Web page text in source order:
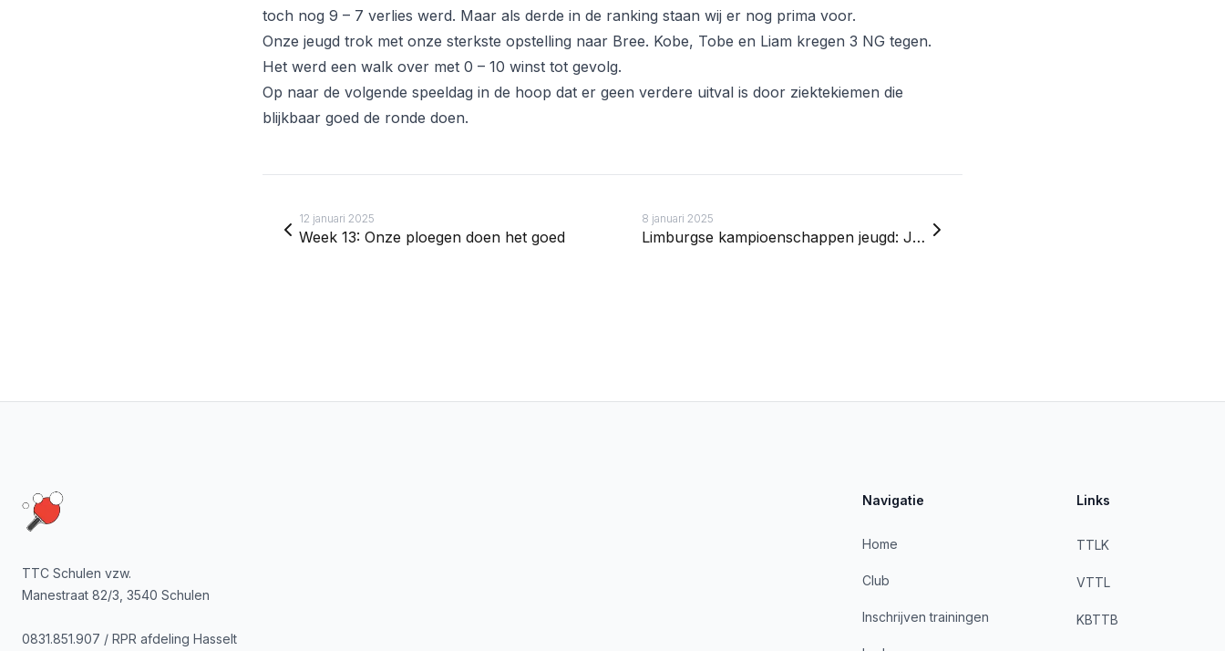
toch nog 9 – 7 verlies werd. Maar als derde in de ranking staan wij er nog prima voor.
Onze jeugd trok met onze sterkste opstelling naar Bree. Kobe, Tobe en Liam kregen 3 NG tegen.
Het werd een walk over met 0 – 10 winst tot gevolg.
Op naar de volgende speeldag in de hoop dat er geen verdere uitval is door ziektekiemen die
blijkbaar goed de ronde doen.
12 januari 2025
Week 13: Onze ploegen doen het goed
8 januari 2025
Limburgse kampioenschappen jeugd: Jong schulen in actie!
TTC Schulen vzw.
Manestraat 82/3, 3540 Schulen
0831.851.907 / RPR afdeling Hasselt
Navigatie
Home
Club
Inschrijven trainingen
Links
TTLK
VTTL
KBTTB